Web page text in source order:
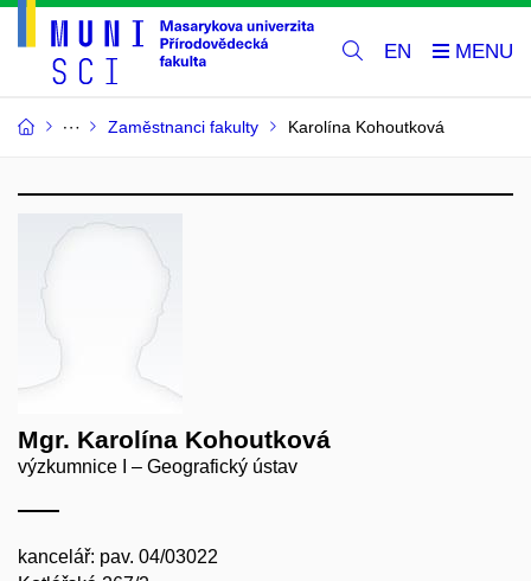
EN
Zaměstnanci fakulty Karolína Kohoutková
Mgr. Karolína Kohoutková
výzkumnice I – Geografický ústav
kancelář: pav. 04/03022